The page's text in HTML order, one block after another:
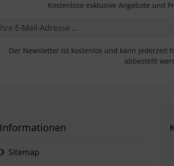
Kostenlose exklusive Angebote und
Der Newsletter ist kostenlos und kann jederzeit
abbestellt
Informationen
Sitemap